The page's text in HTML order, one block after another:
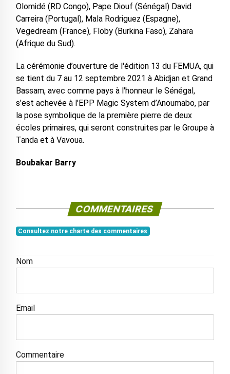
Olomidé (RD Congo), Pape Diouf (Sénégal) David
Carreira (Portugal), Mala Rodriguez (Espagne),
Vegedream (France), Floby (Burkina Faso), Zahara
(Afrique du Sud).
La cérémonie d’ouverture de l'édition 13 du FEMUA, qui
se tient du 7 au 12 septembre 2021 à Abidjan et Grand
Bassam, avec comme pays à l'honneur le Sénégal,
s’est achevée à l'EPP Magic System d’Anoumabo, par
la pose symbolique de la première pierre de deux
écoles primaires, qui seront construites par le Groupe à
Tanda et à Vavoua.
Boubakar Barry
COMMENTAIRES
Consultez notre charte des commentaires
Nom
Email
Commentaire